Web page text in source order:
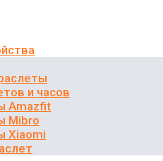
и часов
Amazfit
Mibro
Xiaomi